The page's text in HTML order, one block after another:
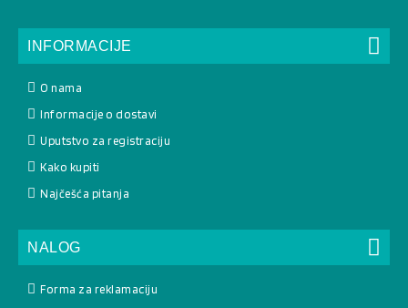
INFORMACIJE
O nama
Informacije o dostavi
Uputstvo za registraciju
Kako kupiti
Najčešća pitanja
NALOG
Forma za reklamaciju